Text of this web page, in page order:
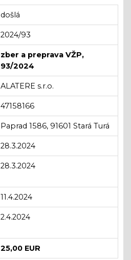
došlá
2024/93
zber a preprava VŽP,
93/2024
ALATERE s.r.o.
47158166
Paprad 1586, 91601 Stará Turá
28.3.2024
28.3.2024
11.4.2024
2.4.2024
25,00 EUR